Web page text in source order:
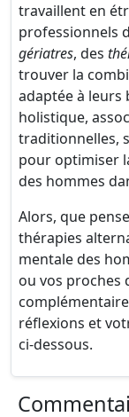
travaillent en
professionnels
gériatres, des
trouver la
adaptée à leurs
holistique,
traditionnelles,
pour optimiser
des hommes
Alors, que
thérapies
mentale des
ou vos proches
réflexions et
ci-dessous.